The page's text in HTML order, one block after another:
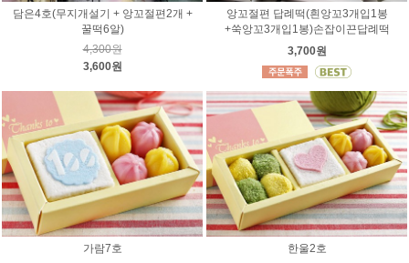
담은4호(무지개설기 + 앙꼬절편2개 +
꿀떡6알)
4,300원
3,600원
앙꼬절편 답례떡(흰앙꼬3개입1봉
+쑥앙꼬3개입1봉)손잡이끈답례떡
3,700원
가람7호
한울2호